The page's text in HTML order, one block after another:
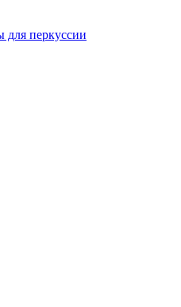
для перкуссии